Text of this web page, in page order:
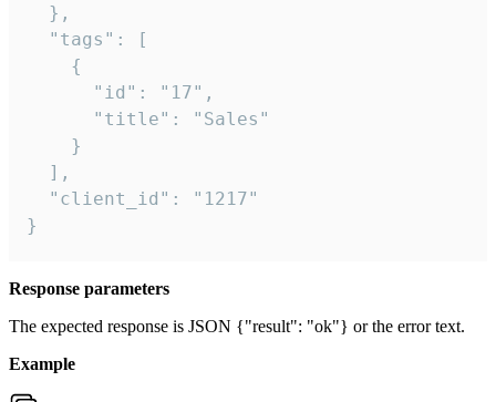
  },
  "tags": [
    {
      "id": "17",
      "title": "Sales"
    }
  ],
  "client_id": "1217"
}
Response parameters
The expected response is JSON {"result": "ok"} or the error text.
Example